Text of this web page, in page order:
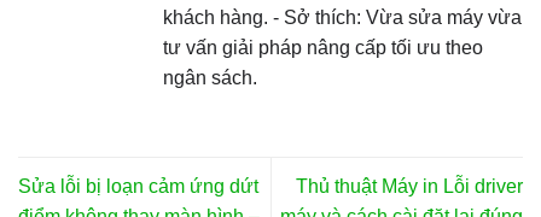
khách hàng. - Sở thích: Vừa sửa máy vừa
tư vấn giải pháp nâng cấp tối ưu theo
ngân sách.
Sửa lỗi bị loạn cảm ứng dứt
Thủ thuật Máy in Lỗi driver